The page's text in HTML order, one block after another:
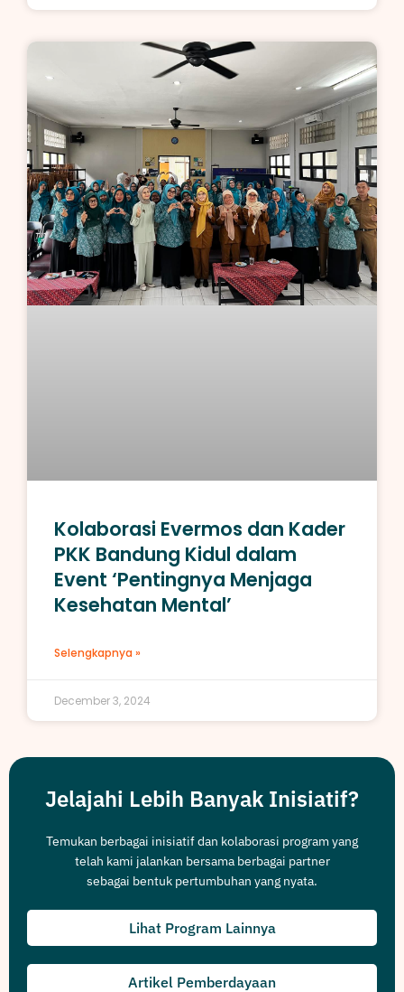
Kolaborasi Evermos dan Kader
PKK Bandung Kidul dalam
Event ‘Pentingnya Menjaga
Kesehatan Mental’
Selengkapnya »
December 3, 2024
Jelajahi Lebih Banyak Inisiatif?
Temukan berbagai inisiatif dan kolaborasi program yang
telah kami jalankan bersama berbagai partner
sebagai bentuk pertumbuhan yang nyata.
Lihat Program Lainnya
Artikel Pemberdayaan